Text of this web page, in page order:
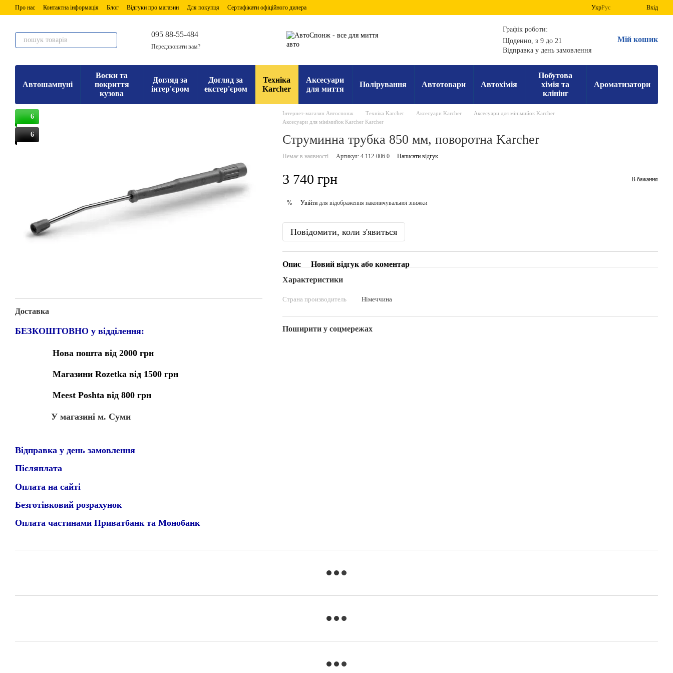
Перейти до основного контенту
Про нас Контактна інформація Блог Відгуки про магазин Для покупця Сертифікати офіційного дилера УкрРус Вхід
095 88-55-484
Передзвонити вам?
Графік роботи:
Щоденно, з 9 до 21
Відправка у день замовлення
Мій кошик
Автошампуні
Воски та
покриття
кузова
Догляд за
інтер'єром
Догляд за
екстер'єром
Техніка
Karcher
Аксесуари
для миття
Полірування Автотовари Автохімія
Побутова
хімія та
клінінг
Ароматизатори
6
6
Доставка
БЕЗКОШТОВНО у відділення:
Нова пошта від 2000 грн
Магазини Rozetka від 1500 грн
Meest Poshta від 800 грн
У магазині м. Суми
Відправка у день замовлення
Післяплата
Оплата на сайті
Безготівковий розрахунок
Оплата частинами Приватбанк та Монобанк
Інтернет-магазин Автоспонж Техніка Karcher Аксесуари Karcher
Аксесуари для мінімийок Karcher
Аксесуари для мінімийок Karcher Karcher
Струминна трубка 850 мм, поворотна Karcher
Немає в наявності Артикул: 4.112-006.0 Написати відгук
3 740 грн В бажання
% Увійтидля відображення накопичувальної знижки
Повідомити, коли з'явиться
Опис
Новий відгук або коментар
Характеристики
Страна производитель Німеччина
Поширити у соцмережах